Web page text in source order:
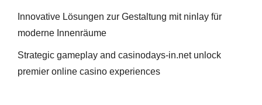
Innovative Lösungen zur Gestaltung mit ninlay für
moderne Innenräume
Strategic gameplay and casinodays-in.net unlock
premier online casino experiences